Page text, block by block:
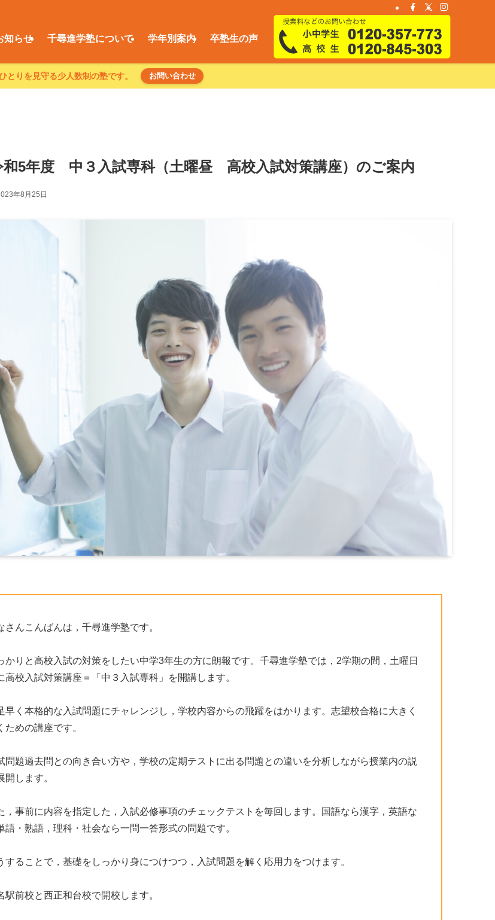
知らせ 千尋進学塾について 学年別案内 卒塾生の声
とりを見守る少人数制の塾です。 お問い合わせ
和5年度 中３入試専科（土曜昼 高校入試対策講座）のご案内
年8月25日
んこんばんは，千尋進学塾です。
りと高校入試の対策をしたい中学3年生の方に朗報です。千尋進学塾では，2学期の間，土曜日
高校入試対策講座＝「中３入試専科」を開講します。
く本格的な入試問題にチャレンジし，学校内容からの飛躍をはかります。志望校合格に大きく
ための講座です。
題過去問との向き合い方や，学校の定期テストに出る問題との違いを分析しながら授業内の説
開します。
事前に内容を指定した，入試必修事項のチェックテストを毎回します。国語なら漢字，英語な
語・熟語，理科・社会なら一問一答形式の問題です。
ることで，基礎をしっかり身につけつつ，入試問題を解く応用力をつけます。
前校と西正和台校で開校します。